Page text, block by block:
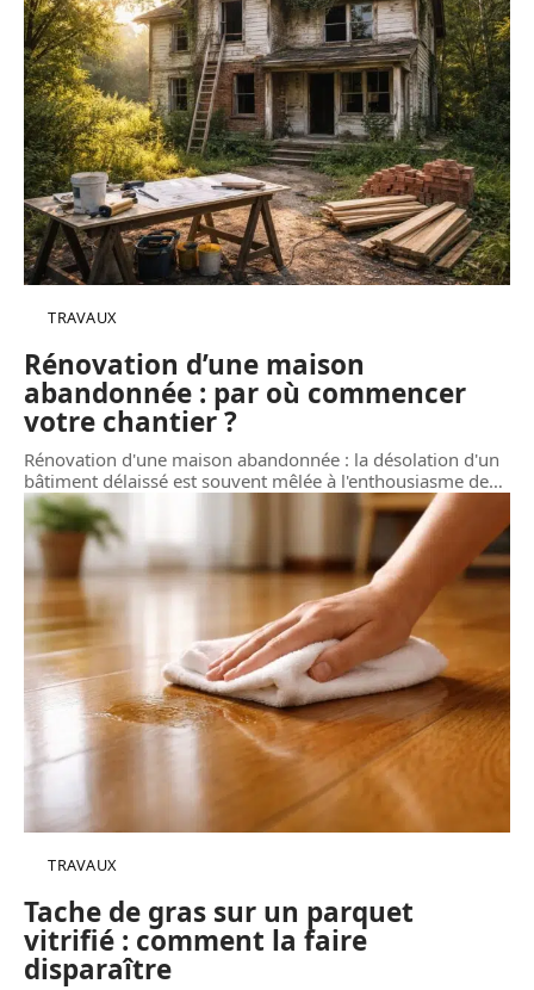
TRAVAUX
Rénovation d’une maison
abandonnée : par où commencer
votre chantier ?
Rénovation d'une maison abandonnée : la désolation d'un
bâtiment délaissé est souvent mêlée à l'enthousiasme de…
TRAVAUX
Tache de gras sur un parquet
vitrifié : comment la faire
disparaître